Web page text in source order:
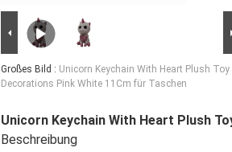
Großes Bild : Unicorn Keychain With Heart Plush Toy
Decorations Pink White 11Cm für Taschen
Unicorn Keychain With Heart Plush
Beschreibung